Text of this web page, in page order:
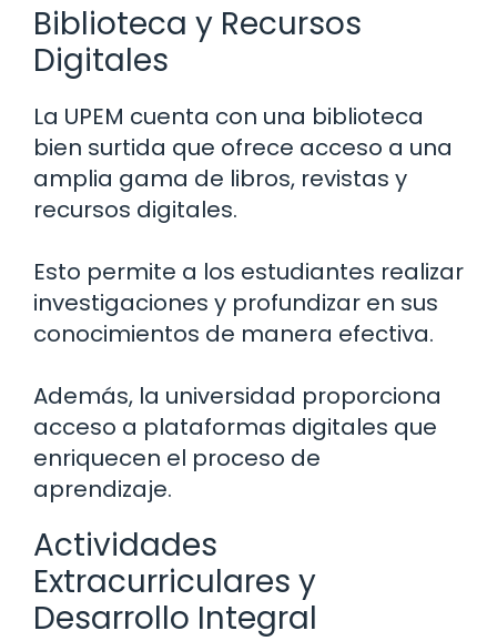
Biblioteca y Recursos
Digitales
La UPEM cuenta con una biblioteca
bien surtida que ofrece acceso a una
amplia gama de libros, revistas y
recursos digitales.
Esto permite a los estudiantes realizar
investigaciones y profundizar en sus
conocimientos de manera efectiva.
Además, la universidad proporciona
acceso a plataformas digitales que
enriquecen el proceso de
aprendizaje.
Actividades
Extracurriculares y
Desarrollo Integral